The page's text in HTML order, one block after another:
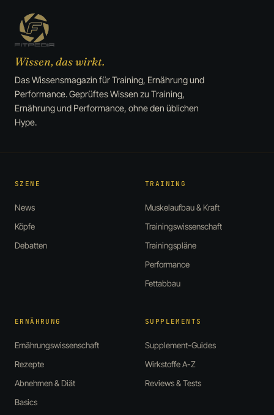
Wissen, das wirkt.
Das Wissensmagazin für Training, Ernährung und
Performance. Geprüftes Wissen zu Training,
Ernährung und Performance, ohne den üblichen
Hype.
SZENE
News
Köpfe
Debatten
TRAINING
Muskelaufbau & Kraft
Trainingswissenschaft
Trainingspläne
Performance
Fettabbau
ERNÄHRUNG
Ernährungswissenschaft
Rezepte
Abnehmen & Diät
Basics
SUPPLEMENTS
Supplement-Guides
Wirkstoffe A-Z
Reviews & Tests